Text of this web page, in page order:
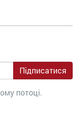
Підписатися
потоці.